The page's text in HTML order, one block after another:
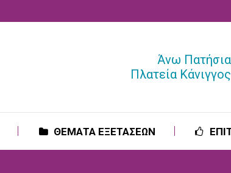
Άνω
Πλατεία
ΘΕΜΑΤΑ ΕΞΕΤΑΣΕΩΝ
ΘΕΜΑΤΑ ΕΞΕΤΑΣΕΩΝ